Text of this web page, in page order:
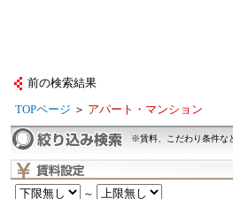
前の検索結果
TOPページ ＞ アパート・マンション
※賃料、こだわり条件な
～